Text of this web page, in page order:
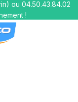
ou 04.50.43.84.02
!